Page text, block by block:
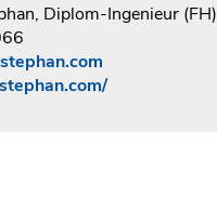
Diplom-Ingenieur (FH)